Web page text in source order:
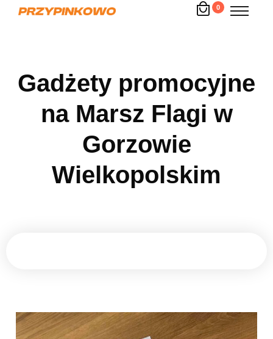
0
Gadżety promocyjne
na Marsz Flagi w
Gorzowie
Wielkopolskim